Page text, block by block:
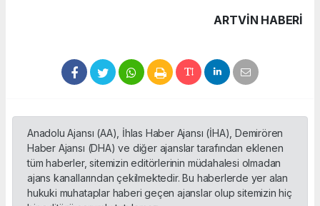
ARTVIN HABERİ
Anadolu Ajansı (AA), İhlas Haber Ajansı (İHA), Demirören
Haber Ajansı (DHA) ve diğer ajanslar tarafından eklenen
tüm haberler, sitemizin editörlerinin müdahalesi olmadan
ajans kanallarından çekilmektedir. Bu haberlerde yer alan
hukuki muhataplar haberi geçen ajanslar olup sitemizin hiç